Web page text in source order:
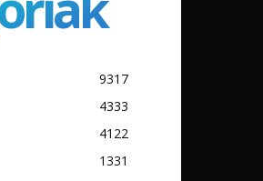
9317
4333
4122
1331